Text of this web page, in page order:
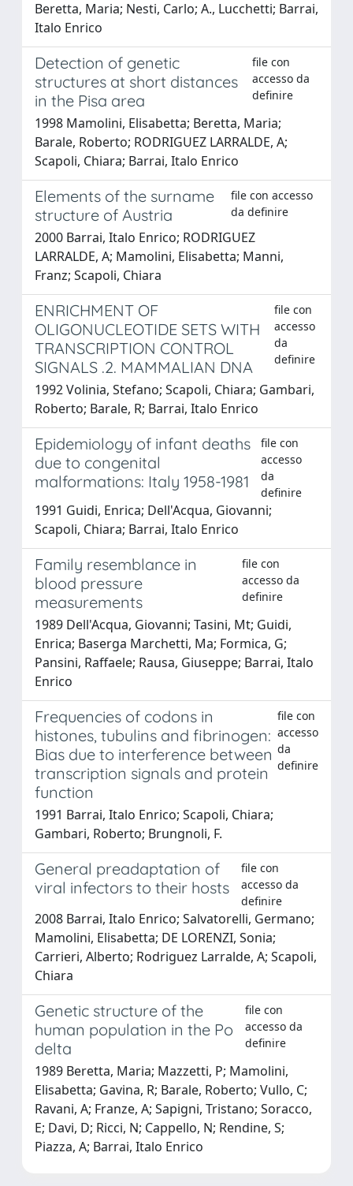
Beretta, Maria; Nesti, Carlo; A., Lucchetti; Barrai,
Italo Enrico
Detection of genetic
structures at short distances
in the Pisa area
file con
accesso da
definire
1998 Mamolini, Elisabetta; Beretta, Maria;
Barale, Roberto; RODRIGUEZ LARRALDE, A;
Scapoli, Chiara; Barrai, Italo Enrico
Elements of the surname
structure of Austria
file con accesso
da definire
2000 Barrai, Italo Enrico; RODRIGUEZ
LARRALDE, A; Mamolini, Elisabetta; Manni,
Franz; Scapoli, Chiara
ENRICHMENT OF
OLIGONUCLEOTIDE SETS WITH
TRANSCRIPTION CONTROL
SIGNALS .2. MAMMALIAN DNA
file con
accesso
da
definire
1992 Volinia, Stefano; Scapoli, Chiara; Gambari,
Roberto; Barale, R; Barrai, Italo Enrico
Epidemiology of infant deaths
due to congenital
malformations: Italy 1958-1981
file con
accesso
da
definire
1991 Guidi, Enrica; Dell'Acqua, Giovanni;
Scapoli, Chiara; Barrai, Italo Enrico
Family resemblance in
blood pressure
measurements
file con
accesso da
definire
1989 Dell'Acqua, Giovanni; Tasini, Mt; Guidi,
Enrica; Baserga Marchetti, Ma; Formica, G;
Pansini, Raffaele; Rausa, Giuseppe; Barrai, Italo
Enrico
Frequencies of codons in
histones, tubulins and fibrinogen:
Bias due to interference between
transcription signals and protein
function
file con
accesso
da
definire
1991 Barrai, Italo Enrico; Scapoli, Chiara;
Gambari, Roberto; Brungnoli, F.
General preadaptation of
viral infectors to their hosts
file con
accesso da
definire
2008 Barrai, Italo Enrico; Salvatorelli, Germano;
Mamolini, Elisabetta; DE LORENZI, Sonia;
Carrieri, Alberto; Rodriguez Larralde, A; Scapoli,
Chiara
Genetic structure of the
human population in the Po
delta
file con
accesso da
definire
1989 Beretta, Maria; Mazzetti, P; Mamolini,
Elisabetta; Gavina, R; Barale, Roberto; Vullo, C;
Ravani, A; Franze, A; Sapigni, Tristano; Soracco,
E; Davi, D; Ricci, N; Cappello, N; Rendine, S;
Piazza, A; Barrai, Italo Enrico